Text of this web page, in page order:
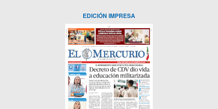
EDICIÓN IMPRESA